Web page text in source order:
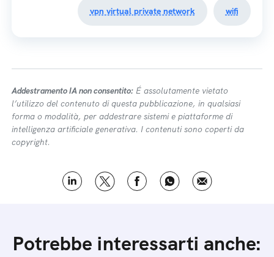
vpn virtual private network wifi
Addestramento IA non consentito: É assolutamente vietato
l’utilizzo del contenuto di questa pubblicazione, in qualsiasi
forma o modalità, per addestrare sistemi e piattaforme di
intelligenza artificiale generativa. I contenuti sono coperti da
copyright.
Potrebbe interessarti anche: